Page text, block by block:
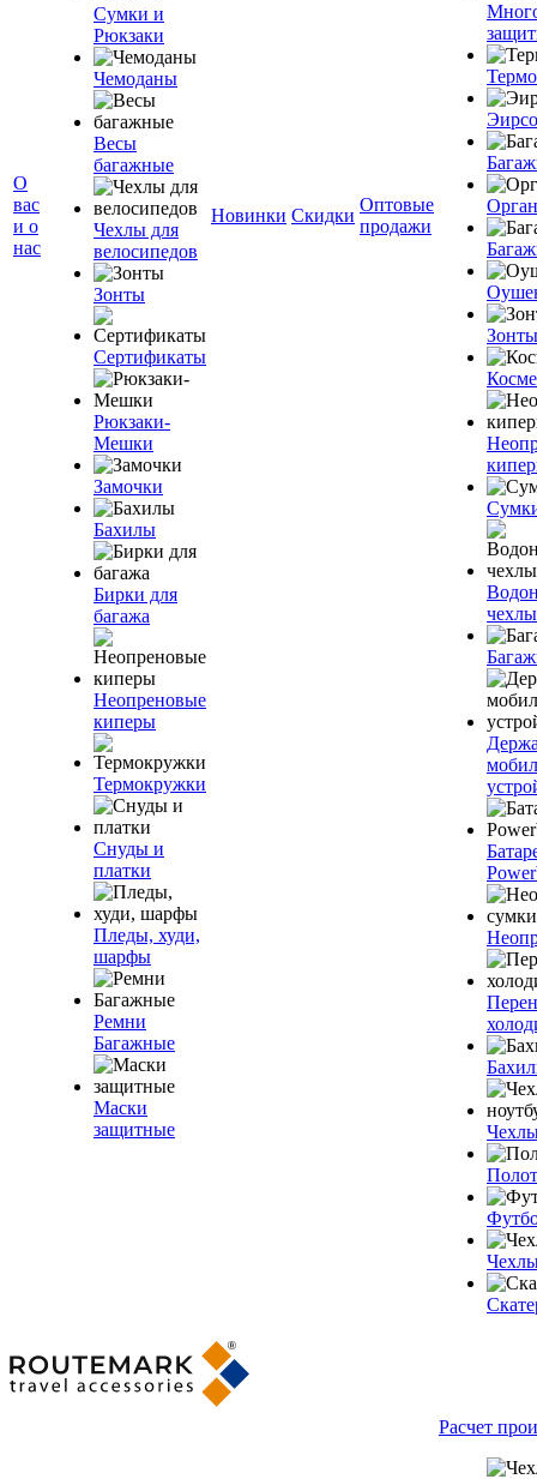
О
вас
и о
нас
Сумки и
Рюкзаки
Чемоданы
Весы
багажные
Чехлы для
велосипедов
Зонты
Сертификаты
Рюкзаки-
Мешки
Замочки
Бахилы
Бирки для
багажа
Неопреновые
киперы
Термокружки
Снуды и
платки
Пледы, худи,
шарфы
Ремни
Багажные
Маски
защитные
Новинки Скидки
Оптовые
продажи
Зонты
Расчет